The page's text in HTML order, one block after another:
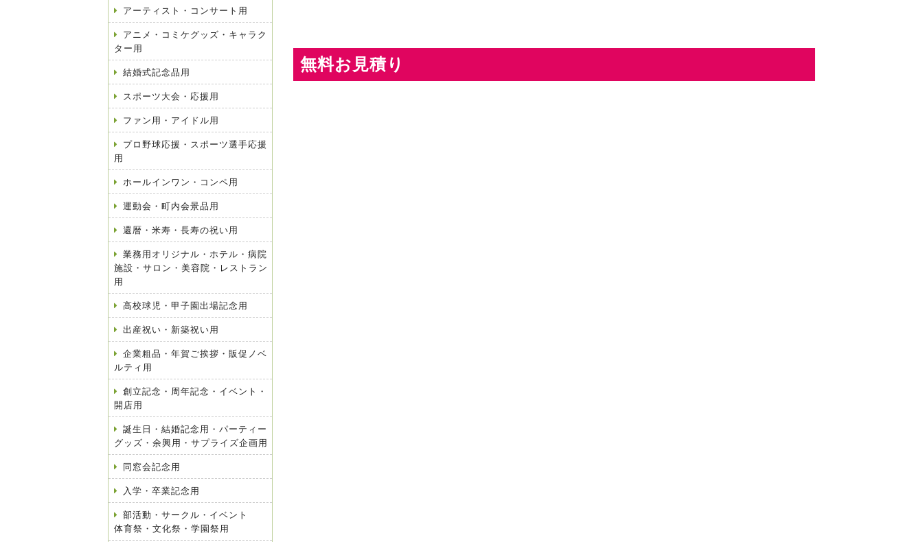
アーティスト・コンサート用
アニメ・コミケグッズ・キャラク
ター用
結婚式記念品用
スポーツ大会・応援用
ファン用・アイドル用
プロ野球応援・スポーツ選手応援
用
ホールインワン・コンペ用
運動会・町内会景品用
還暦・米寿・長寿の祝い用
業務用オリジナル・ホテル・病院
施設・サロン・美容院・レストラン
用
高校球児・甲子園出場記念用
出産祝い・新築祝い用
企業粗品・年賀ご挨拶・販促ノベ
ルティ用
創立記念・周年記念・イベント・
開店用
誕生日・結婚記念用・パーティー
グッズ・余興用・サプライズ企画用
同窓会記念用
入学・卒業記念用
部活動・サークル・イベント
体育祭・文化祭・学園祭用
無料お見積り